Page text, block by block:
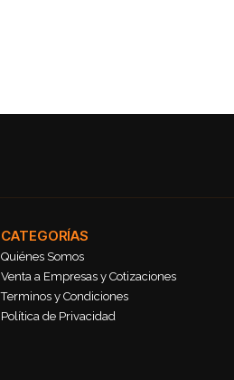
CATEGORÍAS
Quiénes Somos
Venta a Empresas y Cotizaciones
Terminos y Condiciones
Política de Privacidad